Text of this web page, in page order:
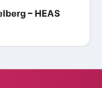
– HEAS